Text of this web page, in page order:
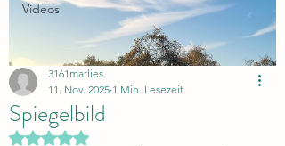
Videos
Spiegelbild
3161marlies
11. Nov. 2025 1 Min. Lesezeit
Mit NaN von 5 Sternen bewertet.